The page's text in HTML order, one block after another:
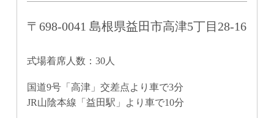
〒698-0041 島根県益田市高津5丁目28-16
式場着席人数：30人
国道9号「高津」交差点より車で3分
JR山陰本線「益田駅」より車で10分